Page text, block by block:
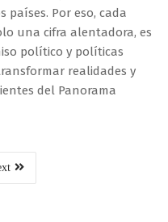
países. Por eso, cada
una cifra alentadora, es
político y políticas
realidades y
del Panorama